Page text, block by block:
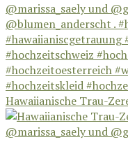
Hawaiianische Trau-